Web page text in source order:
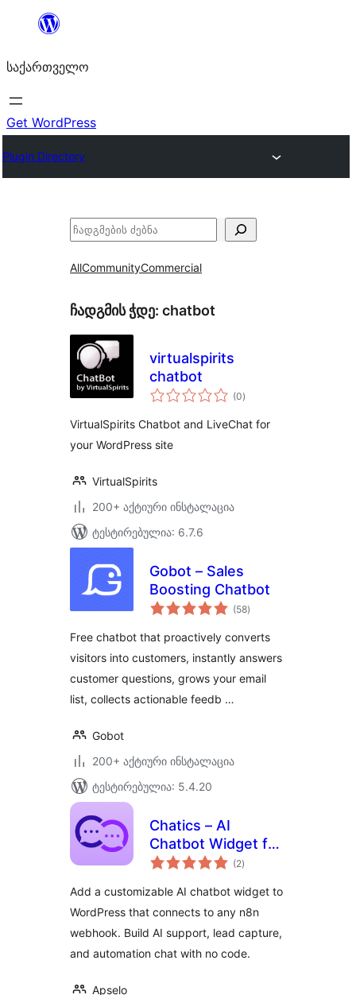
შიგთავსზე
საქართველო
Get WordPress
Plugin Directory
ძებნა
AllCommunityCommercial
ჩადგმის ჭდე: chatbot
virtualspirits
chatbot
(0საერთო
რეიტინგი
)
VirtualSpirits Chatbot and LiveChat for
your WordPress site
VirtualSpirits
200+ აქტიური ინსტალაცია
ტესტირებულია: 6.7.6
Gobot – Sales
Boosting Chatbot
(58საერთო
რეიტინგი
)
Free chatbot that proactively converts
visitors into customers, instantly answers
customer questions, grows your email
list, collects actionable feedb …
Gobot
200+ აქტიური ინსტალაცია
ტესტირებულია: 5.4.20
Chatics – AI
Chatbot Widget for
WordPress (n8n
(2საერთო
რეიტინგი
)
Add a customizable AI chatbot widget to
WordPress that connects to any n8n
webhook. Build AI support, lead capture,
and automation chat with no code.
Apselo